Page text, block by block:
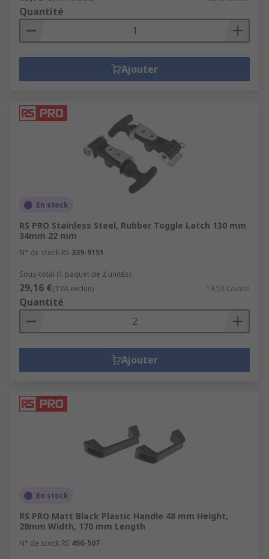
Quantité
Ajouter
En stock
RS PRO Stainless Steel, Rubber Toggle Latch 130 mm
34mm 22 mm
N° de stock RS 339-9151
Sous-total (1 paquet de 2 unités)
29,16 €(TVA exclue) 14,58 €/unité
Quantité
Ajouter
En stock
RS PRO Matt Black Plastic Handle 48 mm Height,
28mm Width, 170 mm Length
N° de stock RS 456-507